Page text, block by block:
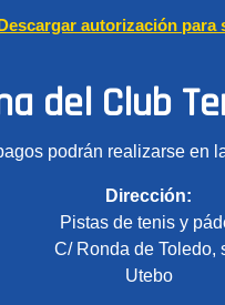
autorización para
del Club
podrán realizarse en
Dirección:
Pistas de tenis y
C/ Ronda de Toledo,
Utebo